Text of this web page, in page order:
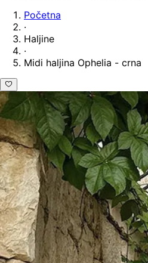
Početna
·
Haljine
·
Midi haljina Ophelia - crna